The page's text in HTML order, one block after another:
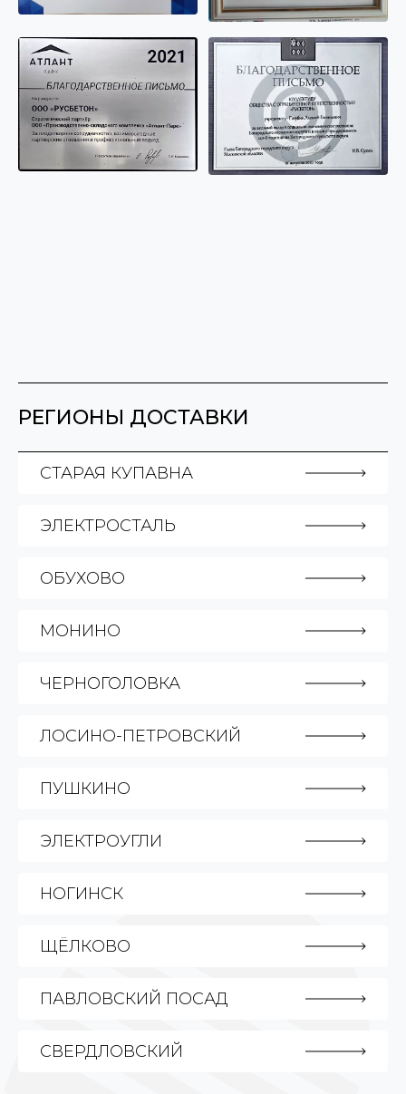
РЕГИОНЫ ДОСТАВКИ
СТАРАЯ КУПАВНА
ЭЛЕКТРОСТАЛЬ
ОБУХОВО
МОНИНО
ЧЕРНОГОЛОВКА
ЛОСИНО-ПЕТРОВСКИЙ
ПУШКИНО
ЭЛЕКТРОУГЛИ
НОГИНСК
ЩЁЛКОВО
ПАВЛОВСКИЙ ПОСАД
СВЕРДЛОВСКИЙ